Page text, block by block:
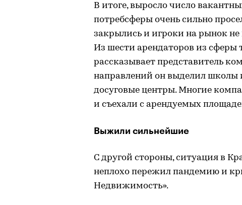
В итоге, выросло число
потребсферы очень сильно
закрылись и игроки на рынок
Из шести арендаторов из сферы
рассказывает представитель
направлений он выделил школы
досуговые центры. Многие
и съехали с арендуемых
Выжили сильнейшие
С другой стороны, ситуация в
неплохо пережил пандемию и
Недвижимость».